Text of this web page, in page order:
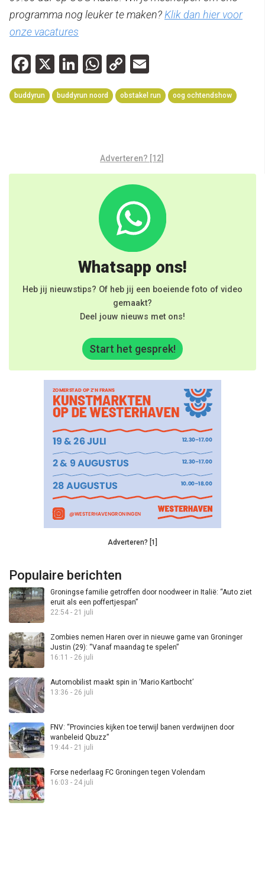
programma nog leuker te maken? Klik dan hier voor
onze vacatures
Facebook
X LinkedIn
WhatsApp
Copy
Link
buddyrun buddyrun noord obstakel run oog ochtendshow
Adverteren? [12]
Whatsapp ons!
Heb jij nieuwstips? Of heb jij een boeiende foto of video
gemaakt?
Deel jouw nieuws met ons!
Start het gesprek!
Adverteren? [1]
Populaire berichten
Groningse familie getroffen door noodweer in Italië: “Auto ziet
eruit als een poffertjespan”
22:54 - 21 juli
Zombies nemen Haren over in nieuwe game van Groninger
Justin (29): “Vanaf maandag te spelen”
16:11 - 26 juli
Automobilist maakt spin in ‘Mario Kartbocht’
13:36 - 26 juli
FNV: “Provincies kijken toe terwijl banen verdwijnen door
wanbeleid Qbuzz”
19:44 - 21 juli
Forse nederlaag FC Groningen tegen Volendam
16:03 - 24 juli